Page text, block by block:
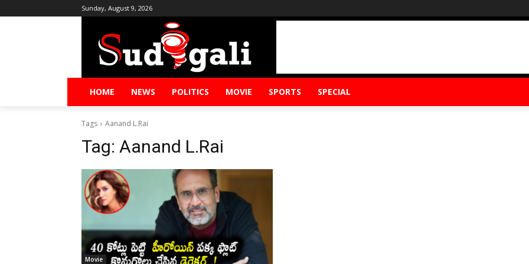
Sunday, August 9, 2026
HOME NEWS POLITICS MOVIE SPORTS SPECIAL
Tags Aanand L.Rai
Tag: Aanand L.Rai
Movie